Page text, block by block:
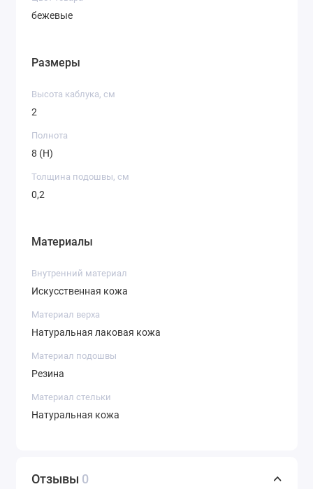
бежевые
Размеры
Высота каблука, см
2
Полнота
8 (H)
Толщина подошвы, см
0,2
Материалы
Внутренний материал
Искусственная кожа
Материал верха
Натуральная лаковая кожа
Материал подошвы
Резина
Материал стельки
Натуральная кожа
Отзывы 0